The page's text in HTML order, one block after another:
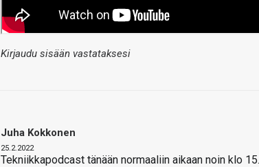
Kirjaudu sisään vastataksesi
Juha Kokkonen
25.2.2022
Tekniikkapodcast tänään normaaliin aikaan noin klo